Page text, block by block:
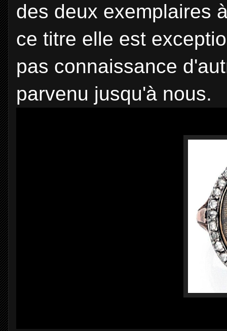
des deux exemplaires
ce titre elle est
pas connaissance
parvenu jusqu'à nous.